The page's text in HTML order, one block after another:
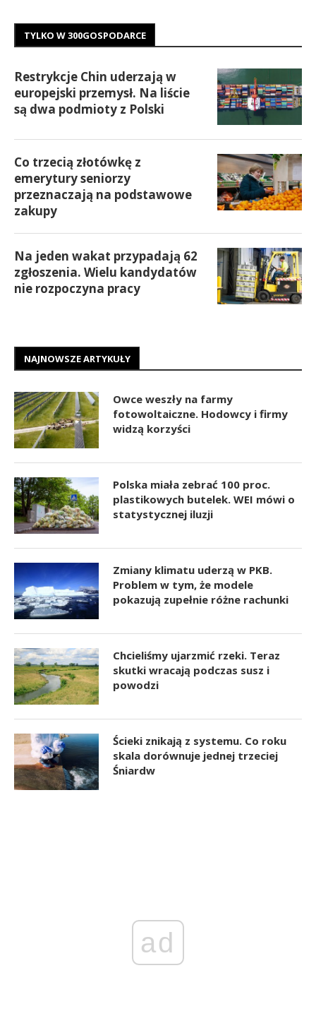
TYLKO W 300GOSPODARCE
Restrykcje Chin uderzają w
europejski przemysł. Na liście
są dwa podmioty z Polski
Co trzecią złotówkę z
emerytury seniorzy
przeznaczają na podstawowe
zakupy
Na jeden wakat przypadają 62
zgłoszenia. Wielu kandydatów
nie rozpoczyna pracy
NAJNOWSZE ARTYKUŁY
Owce weszły na farmy
fotowoltaiczne. Hodowcy i firmy
widzą korzyści
Polska miała zebrać 100 proc.
plastikowych butelek. WEI mówi o
statystycznej iluzji
Zmiany klimatu uderzą w PKB.
Problem w tym, że modele
pokazują zupełnie różne rachunki
Chcieliśmy ujarzmić rzeki. Teraz
skutki wracają podczas susz i
powodzi
Ścieki znikają z systemu. Co roku
skala dorównuje jednej trzeciej
Śniardw
ad